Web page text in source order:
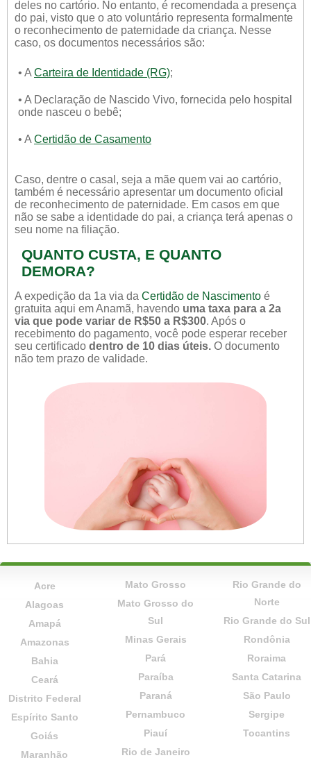
deles no cartório. No entanto, é recomendada a presença
do pai, visto que o ato voluntário representa formalmente
o reconhecimento de paternidade da criança. Nesse
caso, os documentos necessários são:
• A Carteira de Identidade (RG);
• A Declaração de Nascido Vivo, fornecida pelo hospital
onde nasceu o bebê;
• A Certidão de Casamento
Caso, dentre o casal, seja a mãe quem vai ao cartório,
também é necessário apresentar um documento oficial
de reconhecimento de paternidade. Em casos em que
não se sabe a identidade do pai, a criança terá apenas o
seu nome na filiação.
QUANTO CUSTA, E QUANTO
DEMORA?
A expedição da 1a via da Certidão de Nascimento é
gratuita aqui em Anamã, havendo uma taxa para a 2a
via que pode variar de R$50 a R$300. Após o
recebimento do pagamento, você pode esperar receber
seu certificado dentro de 10 dias úteis. O documento
não tem prazo de validade.
Acre
Alagoas
Amapá
Amazonas
Bahia
Ceará
Distrito Federal
Espírito Santo
Goiás
Maranhão
Mato Grosso
Mato Grosso do
Sul
Minas Gerais
Pará
Paraíba
Paraná
Pernambuco
Piauí
Rio de Janeiro
Rio Grande do
Norte
Rio Grande do Sul
Rondônia
Roraima
Santa Catarina
São Paulo
Sergipe
Tocantins